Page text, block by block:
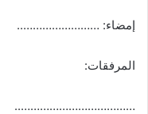
إمضاء: ……………………..
المرفقات:
………………………………..